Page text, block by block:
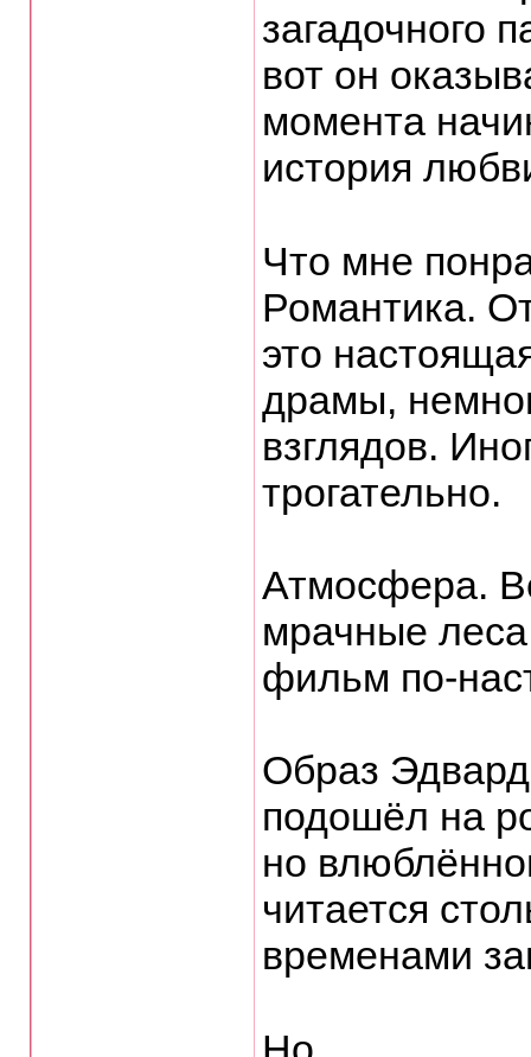
загадочного
вот он
момента
история
Что мне
Романтика.
это
драмы,
взглядов.
трогательно.
Атмосфера.
мрачные
фильм по-
Образ
подошёл на
но
читается
временами